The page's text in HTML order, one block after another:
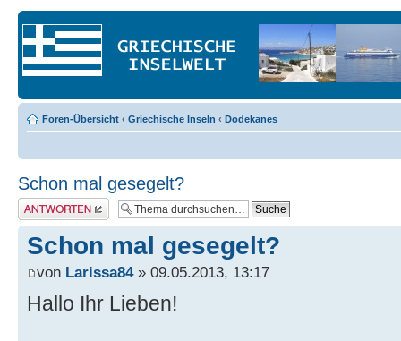
Foren-Übersicht ‹ Griechische Inseln ‹ Dodekanes
Schon mal gesegelt?
Antwort erstellen
Schon mal gesegelt?
von Larissa84» 09.05.2013, 13:17
Hallo Ihr Lieben!